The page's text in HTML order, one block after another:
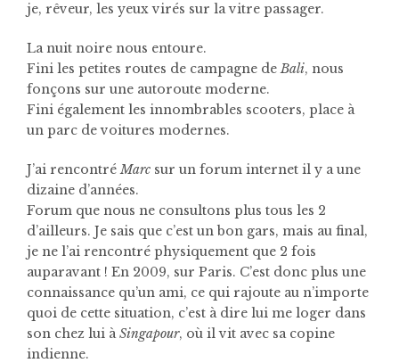
je, rêveur, les yeux virés sur la vitre passager.
La nuit noire nous entoure.
Fini les petites routes de campagne deBali, nous
fonçons sur une autoroute moderne.
Fini également les innombrables scooters, place à
un parc de voitures modernes.
J’ai rencontréMarc sur un forum internet il y a une
dizaine d’années.
Forum que nous ne consultons plus tous les 2
d’ailleurs. Je sais que c’est un bon gars, mais au final,
je ne l’ai rencontré physiquement que 2 fois
auparavant ! En 2009, sur Paris. C’est donc plus une
connaissance qu’un ami, ce qui rajoute au n’importe
quoi de cette situation, c’est à dire lui me loger dans
son chez lui àSingapour, où il vit avec sa copine
indienne.